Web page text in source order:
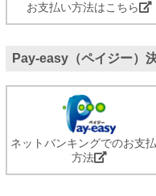
お支払い方法はこちら
Pay-easy（ペイジー）
ネットバンキングでのお支
方法